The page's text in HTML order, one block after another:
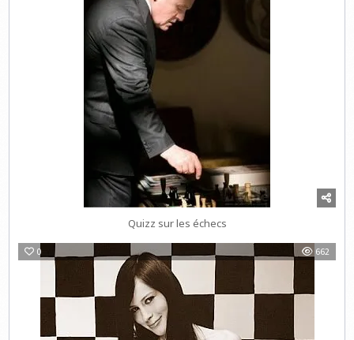
Quizz sur les échecs
0 662